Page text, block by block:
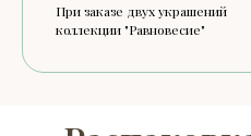
При заказе двух украшений
коллекции "Равновесие"